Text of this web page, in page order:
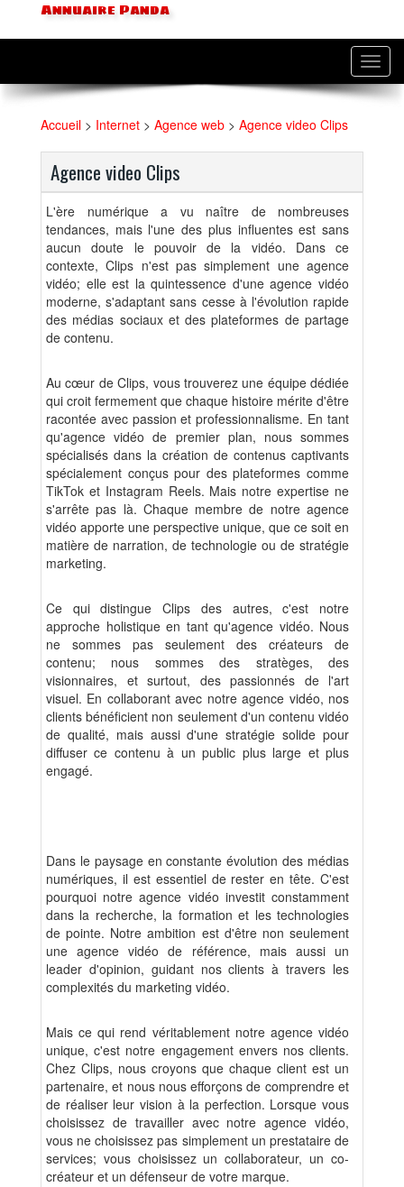
Annuaire Panda
Accueil > Internet > Agence web > Agence video Clips
Agence video Clips
L'ère numérique a vu naître de nombreuses
tendances, mais l'une des plus influentes est sans
aucun doute le pouvoir de la vidéo. Dans ce
contexte, Clips n'est pas simplement une agence
vidéo; elle est la quintessence d'une agence vidéo
moderne, s'adaptant sans cesse à l'évolution rapide
des médias sociaux et des plateformes de partage
de contenu.
Au cœur de Clips, vous trouverez une équipe dédiée
qui croit fermement que chaque histoire mérite d'être
racontée avec passion et professionnalisme. En tant
qu'agence vidéo de premier plan, nous sommes
spécialisés dans la création de contenus captivants
spécialement conçus pour des plateformes comme
TikTok et Instagram Reels. Mais notre expertise ne
s'arrête pas là. Chaque membre de notre agence
vidéo apporte une perspective unique, que ce soit en
matière de narration, de technologie ou de stratégie
marketing.
Ce qui distingue Clips des autres, c'est notre
approche holistique en tant qu'agence vidéo. Nous
ne sommes pas seulement des créateurs de
contenu; nous sommes des stratèges, des
visionnaires, et surtout, des passionnés de l'art
visuel. En collaborant avec notre agence vidéo, nos
clients bénéficient non seulement d'un contenu vidéo
de qualité, mais aussi d'une stratégie solide pour
diffuser ce contenu à un public plus large et plus
engagé.
Dans le paysage en constante évolution des médias
numériques, il est essentiel de rester en tête. C'est
pourquoi notre agence vidéo investit constamment
dans la recherche, la formation et les technologies
de pointe. Notre ambition est d'être non seulement
une agence vidéo de référence, mais aussi un
leader d'opinion, guidant nos clients à travers les
complexités du marketing vidéo.
Mais ce qui rend véritablement notre agence vidéo
unique, c'est notre engagement envers nos clients.
Chez Clips, nous croyons que chaque client est un
partenaire, et nous nous efforçons de comprendre et
de réaliser leur vision à la perfection. Lorsque vous
choisissez de travailler avec notre agence vidéo,
vous ne choisissez pas simplement un prestataire de
services; vous choisissez un collaborateur, un co-
créateur et un défenseur de votre marque.